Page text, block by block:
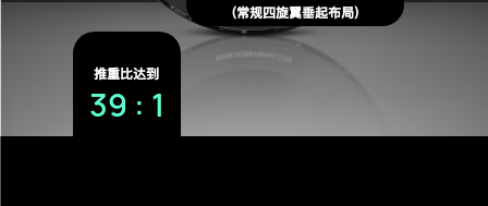
(常规四旋翼垂起布局)
推重比达到
39 : 1